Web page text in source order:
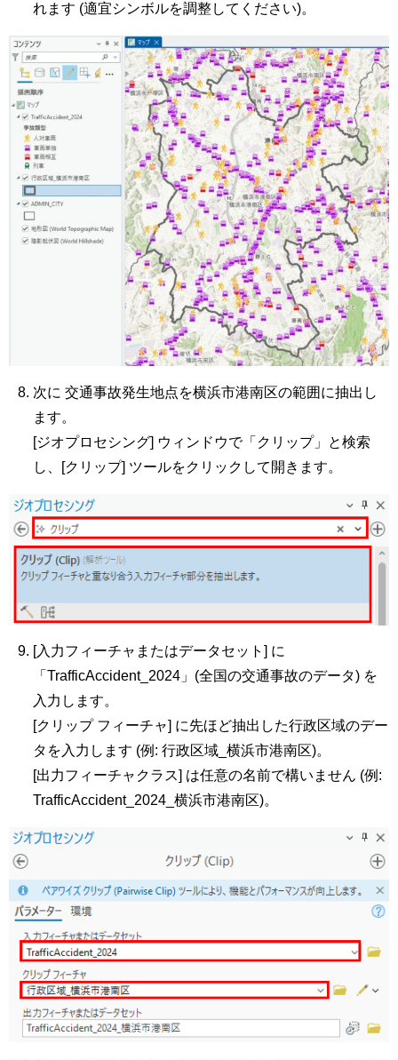
れます (適宜シンボルを調整してください)。
次に 交通事故発生地点を横浜市港南区の範囲に抽出し
ます。
[ジオプロセシング] ウィンドウで「クリップ」と検索
し、[クリップ] ツールをクリックして開きます。
[入力フィーチャまたはデータセット] に
「TrafficAccident_2024」(全国の交通事故のデータ) を
入力します。
[クリップ フィーチャ] に先ほど抽出した行政区域のデー
タを入力します (例: 行政区域_横浜市港南区)。
[出力フィーチャクラス] は任意の名前で構いません (例:
TrafficAccident_2024_横浜市港南区)。